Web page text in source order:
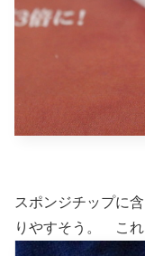
スポンジチップに
りやすそう。 これ